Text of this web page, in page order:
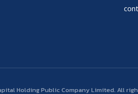
Holding Public Company Limited. All